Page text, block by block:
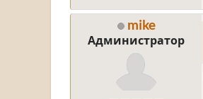
mike
Администратор